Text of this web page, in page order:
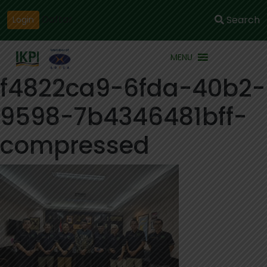
Login Search
MENU
f4822ca9-6fda-40b2-
9598-7b4346481bff-
compressed